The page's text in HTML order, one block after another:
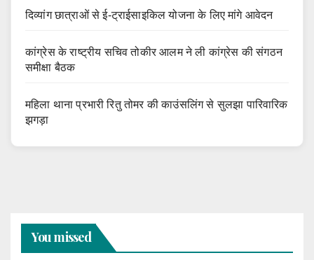
दिव्यांग छात्राओं से ई-ट्राईसाइकिल योजना के लिए मांगे आवेदन
कांग्रेस के राष्ट्रीय सचिव तोकीर आलम ने ली कांग्रेस की संगठन
समीक्षा बैठक
महिला थाना प्रभारी रितु तोमर की काउंसलिंग से सुलझा पारिवारिक
झगड़ा
You missed